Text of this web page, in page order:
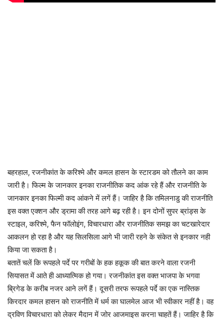
बहरहाल, रजनीकांत के करिश्मे और कमल हासन के स्टारडम को तौलने का काम
जारी है। फिल्म के जानकार इनका राजनीतिक कद आंक रहे हैं और राजनीति के
जानकार इनका फिल्मी कद आंकने में लगें हैं। जाहिर है कि तमिलनाडु की राजनीति
इस वक्त एक्शन और ड्रामा की तरह आगे बढ़ रही है। इन दोनों सुपर ब्रांड्स के
स्टाइल, करिश्मे, फैन फॉलोइंग, विचारधारा और राजनीतिक समझ का चटखारेदार
आकलन हो रहा है और यह सिलसिला आगे भी जारी रहने के संकेत से इनकार नही
किया जा सकता है।
बतातें चलें कि रूपहले पर्दे पर गरीबों के हक हकूक की बात करने वाला रजनी
सियासत में आते ही आध्यात्मिक हो गया। रजनीकांत इस वक्त भाजपा के भगवा
ब्रिगेड के करीब नजर आने लगें हैं। दूसरी तरफ रूपहले पर्दे का एक नास्तिक
किरदार कमल हासन को राजनीति में धर्म का घालमेल आज भी स्वीकार नहीं है। वह
द्रविण विचारधारा को लेकर मैदान में जोर आजमाइस करना चाहतें हैं। जाहिर है कि